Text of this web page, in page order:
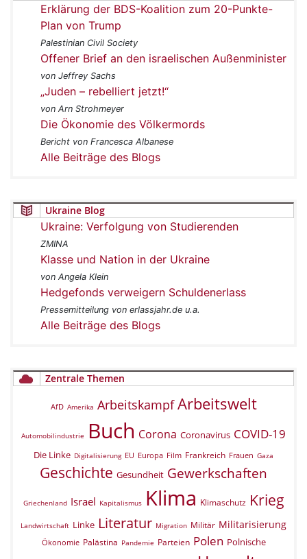
Erklärung der BDS-Koalition zum 20-Punkte-
Plan von Trump
Palestinian Civil Society
Offener Brief an den israelischen Außenminister
von Jeffrey Sachs
„Juden – rebelliert jetzt!“
von Arn Strohmeyer
Die Ökonomie des Völkermords
Bericht von Francesca Albanese
Alle Beiträge des Blogs
Ukraine Blog
Ukraine: Verfolgung von Studierenden
ZMINA
Klasse und Nation in der Ukraine
von Angela Klein
Hedgefonds verweigern Schuldenerlass
Pressemitteilung von erlassjahr.de u.a.
Alle Beiträge des Blogs
Zentrale Themen
AfD Amerika Arbeitskampf Arbeitswelt
Automobilindustrie Buch Corona Coronavirus COVID-19
Die Linke Digitalisierung EU Europa Film Frankreich Frauen Gaza
Geschichte Gesundheit Gewerkschaften
Griechenland Israel Kapitalismus Klima Klimaschutz Krieg
Landwirtschaft Linke Literatur Migration Militär Militarisierung
Ökonomie Palästina Pandemie Parteien Polen Polnische